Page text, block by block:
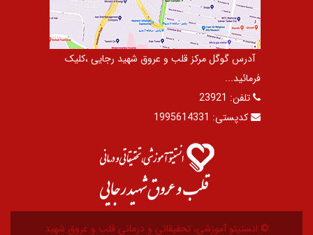
آدرس گوگل مرکز قلب و عروق شهید رجایی ،کلیک
فرمائید...
تلفن: 23921
کدپستی: 1995614331
© انستیتو آموزشی، تحقیقاتی و درمانی قلب و عروق شهید